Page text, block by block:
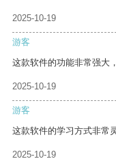
2025-10-19
游客
这款软件的功能非常强大
2025-10-19
游客
这款软件的学习方式非常
2025-10-19